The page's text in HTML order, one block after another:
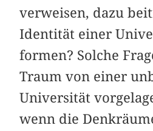
verweisen, dazu
Identität einer
formen? Solche
Traum von einer
Universität
wenn die